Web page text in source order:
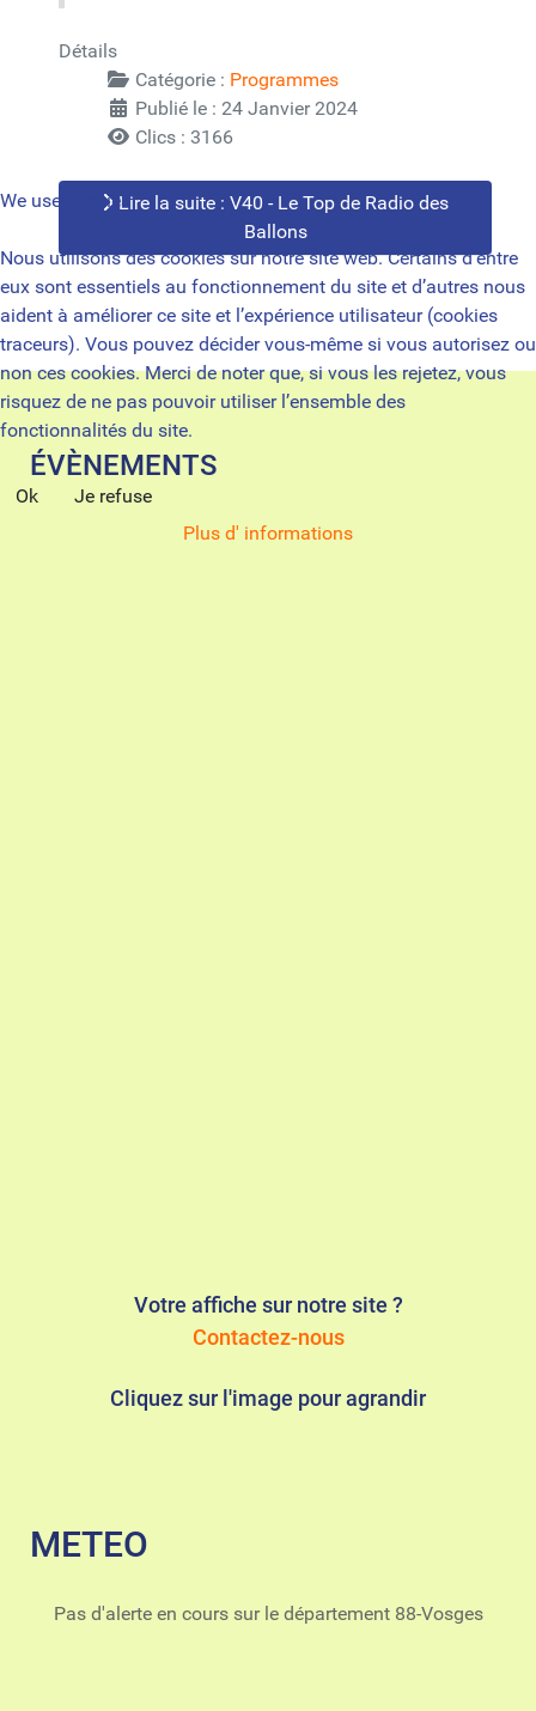
Détails
Catégorie : Programmes
Publié le : 24 Janvier 2024
Clics : 3166
Lire la suite : V40 - Le Top de Radio des
Ballons
ÉVÈNEMENTS
Votre affiche sur notre site ?
Contactez-nous
Cliquez sur l'image pour agrandir
METEO
Pas d'alerte en cours sur le département 88-Vosges
We use cookies
Nous utilisons des cookies sur notre site web. Certains d’entre
eux sont essentiels au fonctionnement du site et d’autres nous
aident à améliorer ce site et l’expérience utilisateur (cookies
traceurs). Vous pouvez décider vous-même si vous autorisez ou
non ces cookies. Merci de noter que, si vous les rejetez, vous
risquez de ne pas pouvoir utiliser l’ensemble des
fonctionnalités du site.
Ok
Je refuse
Plus d' informations